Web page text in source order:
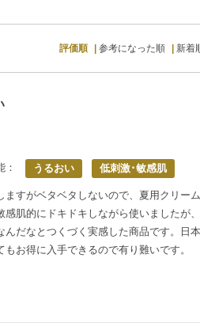
評価順 参考になった順 新着
： うるおい 低刺激･敏感肌
ますがベタベタしないので、夏用クリー
感肌的にドキドキしながら使いましたが
んだなとつくづく実感した商品です。日
もお得に入手できるので有り難いです。